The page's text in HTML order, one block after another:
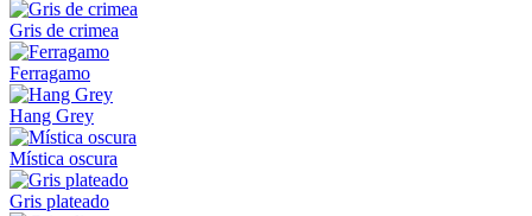
Gris de crimea
Ferragamo
Hang Grey
Mística oscura
Gris plateado